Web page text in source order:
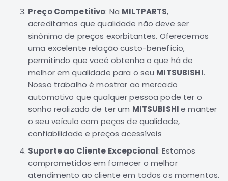
Elétrica
Acessórios
Grandis
Motor
Suspensão
Freio
Correias
Filtros
Transmissão
Elétrica
Acessórios
Preço Competitivo: Na MILTPARTS,
acreditamos que qualidade não deve ser
sinônimo de preços exorbitantes. Oferecemos
uma excelente relação custo-benefício,
permitindo que você obtenha o que há de
melhor em qualidade para o seu MITSUBISHI.
Nosso trabalho é mostrar ao mercado
automotivo que qualquer pessoa pode ter o
sonho realizado de ter um MITSUBISHIe manter
o seu veículo com peças de qualidade,
confiabilidade e preços acessíveis
Suporte ao Cliente Excepcional: Estamos
comprometidos em fornecer o melhor
atendimento ao cliente em todos os momentos.